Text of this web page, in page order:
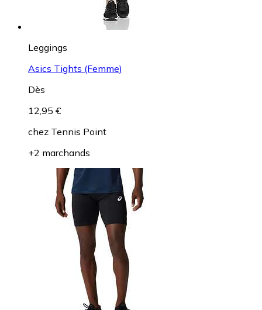
Leggings
Asics Tights (Femme)
Dès
12,95 €
chez Tennis Point
+2 marchands